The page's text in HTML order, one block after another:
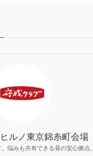
ルノ東京錦糸町会場
悩みも共有できる昼の安心拠点。